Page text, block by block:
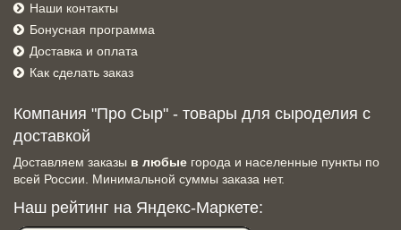
Наши контакты
Бонусная программа
Доставка и оплата
Как сделать заказ
Компания "Про Сыр" - товары для сыроделия с
доставкой
Доставляем заказы в любые города и населенные пункты по
всей России. Минимальной суммы заказа нет.
Наш рейтинг на Яндекс-Маркете: